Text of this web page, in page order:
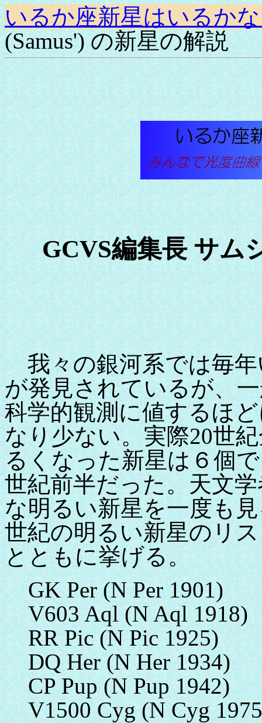
いるか座新星はいるか
(Samus') の新星の解説
GCVS編集長 サム
我々の銀河系では毎年
が発見されているが、
科学的観測に値するほ
なり少ない。実際20世
るくなった新星は６個
世紀前半だった。天文
な明るい新星を一度も
世紀の明るい新星のリ
とともに挙げる。
GK Per (N Per
V603 Aql (N Aql
RR Pic (N Pic
DQ Her (N Her
CP Pup (N Pup
V1500 Cyg (N Cyg